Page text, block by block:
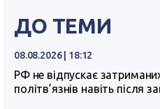
ДО ТЕМИ
08.08.2026 | 18:12
РФ не відпускає
політв’язнів навіть після